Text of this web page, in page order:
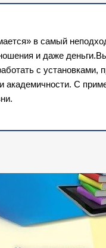
в самый
и даже
с установками,
С